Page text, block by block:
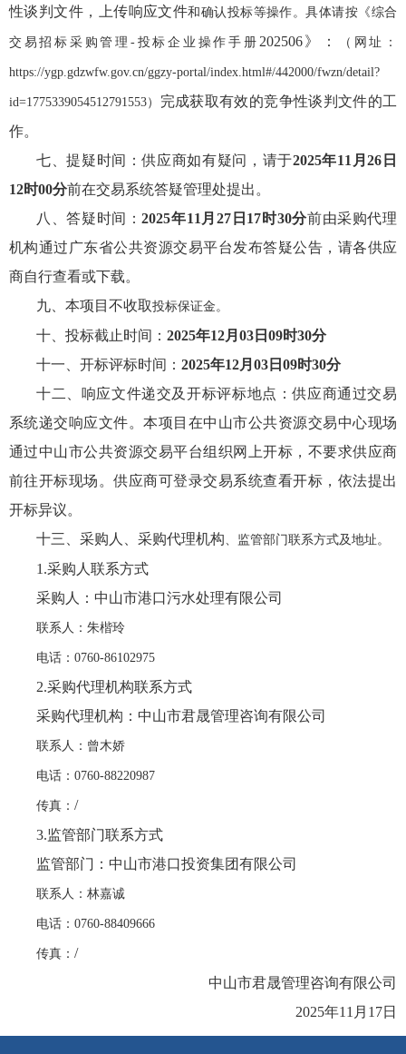
性谈判文件 ，上传响应文件和确认投标等操作。具体请按《综合
交易招标采购管理 -投标企业操作手册 202506》 ： （网址：
https://ygp.gdzwfw.gov.cn/ggzy-portal/index.html#/442000/fwzn/detail?
id=1775339054512791553） 完成获取有效的竞争性谈判文件的工
作。
七、提疑时间：供应商如有疑问，请于2025年11 月26 日
12时00分前在交易系统答疑管理处提出。
八、答疑时间：2025年11 月27 日 17 时30分前由采购代理
机构通过广东省公共资源交易平台发布答疑公告，请各供应
商自行查看或下载。
九、 本项目不收取投标保证金 。
十、投标截止时间： 2025年12月 03 日 09时30分
十一、开标评标时间： 2025年12月 03 日 09时30分
十二、 响应文件递交及开标评标地点：供应商通过交易
系统递交响应文件。本项目在中山市公共资源交易中心现场
通过中山市公共资源交易平台组织网上开标，不要求供应商
前往开标现场。供应商可登录交易系统查看开标，依法提出
开标异议。
十三、 采购人 采购代理机构 、监管部门联系方式及地址。
1 .采购人 联系方式
采购人
：中山市港口污水处理有限公司
联系人：朱楷玲
电话： 0760-86102975
2.采购代理机构联系方式
采购代理机构 ：中山市君晟管理咨询有限公司
联系人：曾木娇
电话： 0760-88220987
传真： /
3.监管部门联系方式
监管部门：中山市港口投资集团有限公司
联系人：林嘉诚
电话： 0760-88409666
传真： /
中山市君晟管理咨询有限公司
2025年11 月 17日